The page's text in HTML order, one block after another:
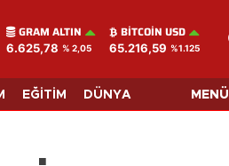
GRAM ALTIN
6.625,78 % 2,05
BITCOIN USD
65.216,59 %1.125
EĞİTİM DÜNYA MENÜ